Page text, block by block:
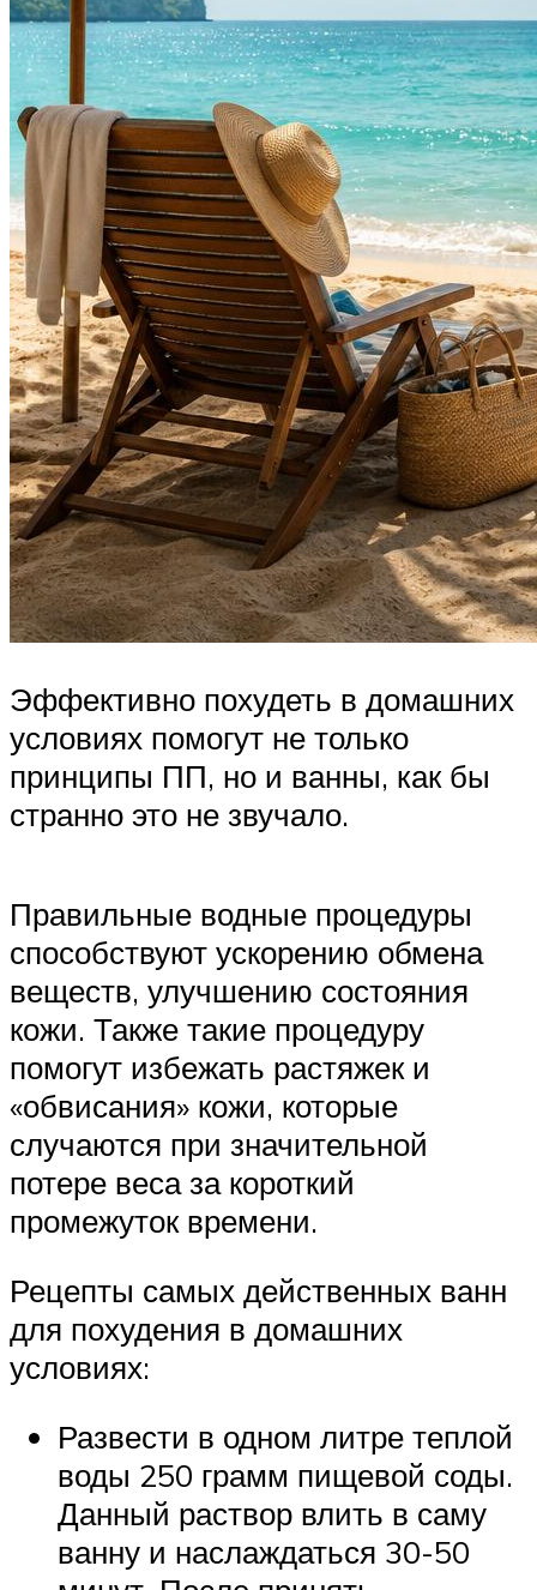
Эффективно похудеть в домашних
условиях помогут не только
принципы ПП, но и ванны, как бы
странно это не звучало.
Правильные водные процедуры
способствуют ускорению обмена
веществ, улучшению состояния
кожи. Также такие процедуру
помогут избежать растяжек и
«обвисания» кожи, которые
случаются при значительной
потере веса за короткий
промежуток времени.
Рецепты самых действенных ванн
для похудения в домашних
условиях:
Развести в одном литре теплой
воды 250 грамм пищевой соды.
Данный раствор влить в саму
ванну и наслаждаться 30-50